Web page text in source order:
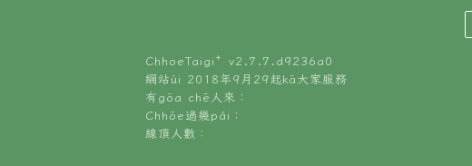
ChhoeTaigi⁺ v2.7.7.d9236a0
網站ùi 2018年9月29起kā大家服務
有gōa chē人來：
Chhōe過幾pái：
線頂人數：